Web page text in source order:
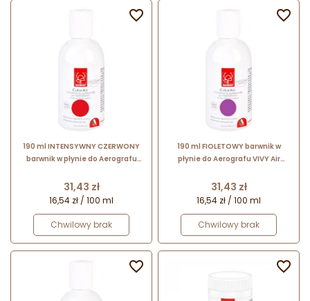
190 ml INTENSYWNY CZERWONY
barwnik w płynie do Aerografu
Cena
31,43 zł
16,54 zł / 100 ml
Chwilowy brak

190 ml FIOLETOWY barwnik w
płynie do Aerografu VIVY Air
Cena
31,43 zł
16,54 zł / 100 ml
Chwilowy brak

 